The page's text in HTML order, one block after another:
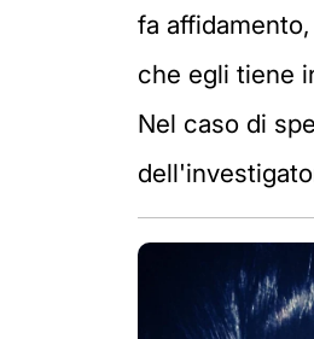
fa
che egli tiene
Nel caso di